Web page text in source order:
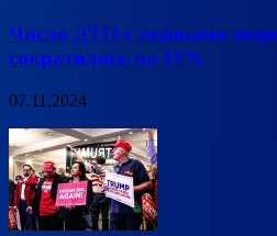
Число ДТП с пьяными
сократилось на 11%
07.11.2024